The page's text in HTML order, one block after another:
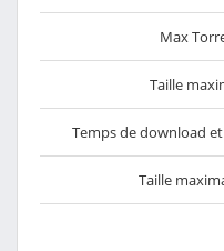
Max
Taille
Temps de download
Taille